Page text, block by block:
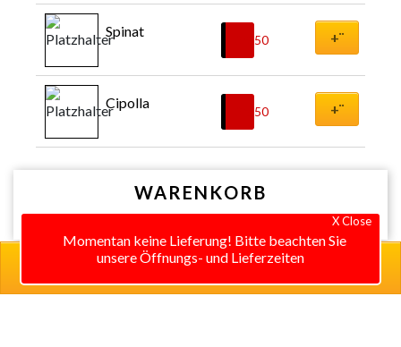
0 items in cart
Spinat
9,50 +¨
Cipolla
8,50 +¨
WARENKORB
X Close
Momentan keine Lieferung! Bitte beachten Sie
unsere Öffnungs- und Lieferzeiten